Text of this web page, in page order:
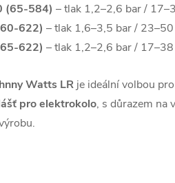
(65-584) – tlak 1,2–2,6 bar /
622) – tlak 1,6–3,5 bar /
622) – tlak 1,2–2,6 bar /
Watts LR je ideální volbou
pro elektrokolo, s důrazem na